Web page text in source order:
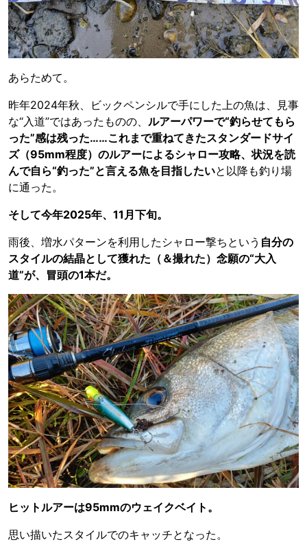
あらためて。
昨年2024年秋、ビックペンシルで手にした上の魚は、見事
な“入道”ではあったものの、 ルアーパワーで“釣らせてもら
った”感は残った……これまで重ねてきたスタンダードサイ
ズ（95mm程度）のルアーによるシャロー攻略、状況を読
んで自ら“釣った”と言える魚を目指したいと以降も釣り場
に通った。
そして今年2025年、11月下旬。
雨後、増水パターンを利用したシャロー撃ちという 自分の
スタイルの結晶として獲れた（＆撮れた）念願の“大入
道”が、冒頭の1本だ。
ヒットルアーは95mmのウェイクベイト。
思い描いたスタイルでのキャッチとなった。